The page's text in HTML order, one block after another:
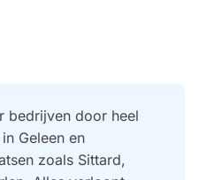
bedrijven door heel
Geleen en
zoals Sittard,